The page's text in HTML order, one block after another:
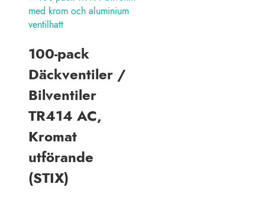
100-pack
Däckventiler /
Bilventiler
TR414 AC,
Kromat
utförande
(STIX)